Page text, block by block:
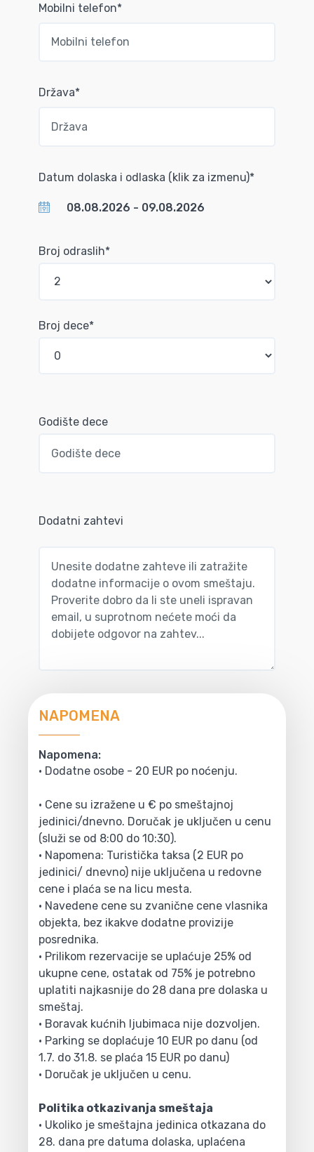
Mobilni telefon*
Država*
Datum dolaska i odlaska (klik za izmenu)*
Broj odraslih*
Broj dece*
Godište dece
Dodatni zahtevi
NAPOMENA
Napomena:
• Dodatne osobe - 20 EUR po noćenju.
• Cene su izražene u € po smeštajnoj
jedinici/dnevno. Doručak je uključen u cenu
(služi se od 8:00 do 10:30).
• Napomena: Turistička taksa (2 EUR po
jedinici/ dnevno) nije uključena u redovne
cene i plaća se na licu mesta.
• Navedene cene su zvanične cene vlasnika
objekta, bez ikakve dodatne provizije
posrednika.
• Prilikom rezervacije se uplaćuje 25% od
ukupne cene, ostatak od 75% je potrebno
uplatiti najkasnije do 28 dana pre dolaska u
smeštaj.
• Boravak kućnih ljubimaca nije dozvoljen.
• Parking se doplaćuje 10 EUR po danu (od
1.7. do 31.8. se plaća 15 EUR po danu)
• Doručak je uključen u cenu.
Politika otkazivanja smeštaja
• Ukoliko je smeštajna jedinica otkazana do
28. dana pre datuma dolaska, uplaćena